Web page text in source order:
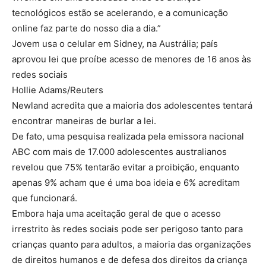
tecnológicos estão se acelerando, e a comunicação
online faz parte do nosso dia a dia.”
Jovem usa o celular em Sidney, na Austrália; país
aprovou lei que proíbe acesso de menores de 16 anos às
redes sociais
Hollie Adams/Reuters
Newland acredita que a maioria dos adolescentes tentará
encontrar maneiras de burlar a lei.
De fato, uma pesquisa realizada pela emissora nacional
ABC com mais de 17.000 adolescentes australianos
revelou que 75% tentarão evitar a proibição, enquanto
apenas 9% acham que é uma boa ideia e 6% acreditam
que funcionará.
Embora haja uma aceitação geral de que o acesso
irrestrito às redes sociais pode ser perigoso tanto para
crianças quanto para adultos, a maioria das organizações
de direitos humanos e de defesa dos direitos da criança